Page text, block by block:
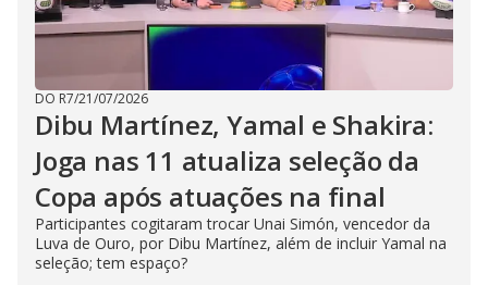
DO R7/21/07/2026
Dibu Martínez, Yamal e Shakira:
Joga nas 11 atualiza seleção da
Copa após atuações na final
Participantes cogitaram trocar Unai Simón, vencedor da
Luva de Ouro, por Dibu Martínez, além de incluir Yamal na
seleção; tem espaço?